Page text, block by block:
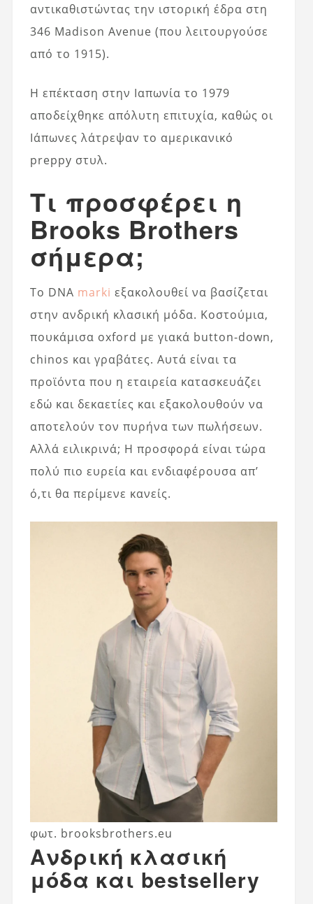
αντικαθιστώντας την ιστορική έδρα στη
346 Madison Avenue (που λειτουργούσε
από το 1915).
Η επέκταση στην Ιαπωνία το 1979
αποδείχθηκε απόλυτη επιτυχία, καθώς οι
Ιάπωνες λάτρεψαν το αμερικανικό
preppy στυλ.
Τι προσφέρει η
Brooks Brothers
σήμερα;
Το DNA marki εξακολουθεί να βασίζεται
στην ανδρική κλασική μόδα. Κοστούμια,
πουκάμισα oxford με γιακά button-down,
chinos και γραβάτες. Αυτά είναι τα
προϊόντα που η εταιρεία κατασκευάζει
εδώ και δεκαετίες και εξακολουθούν να
αποτελούν τον πυρήνα των πωλήσεων.
Αλλά ειλικρινά; Η προσφορά είναι τώρα
πολύ πιο ευρεία και ενδιαφέρουσα απ’
ό,τι θα περίμενε κανείς.
φωτ. brooksbrothers.eu
Ανδρική κλασική
μόδα και bestsellery